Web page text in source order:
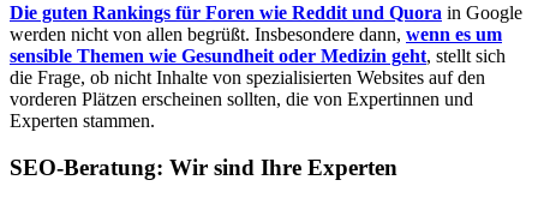
Die guten Rankings für Foren wie Reddit und Quora in Google
werden nicht von allen begrüßt. Insbesondere dann, wenn es um
sensible Themen wie Gesundheit oder Medizin geht, stellt sich
die Frage, ob nicht Inhalte von spezialisierten Websites auf den
vorderen Plätzen erscheinen sollten, die von Expertinnen und
Experten stammen.
SEO-Beratung: Wir sind Ihre Experten